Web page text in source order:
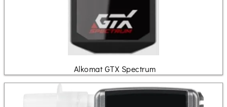
Alkomat GTX Spectrum